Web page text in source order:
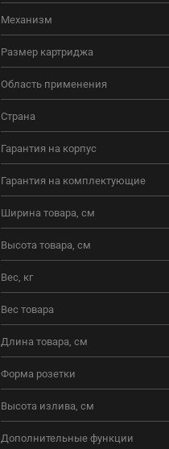
Механизм
Размер картриджа
Область применения
Страна
Гарантия на корпус
Гарантия на комплектующие
Ширина товара, см
Высота товара, см
Вес, кг
Вес товара
Длина товара, см
Форма розетки
Высота излива, см
Дополнительные функции